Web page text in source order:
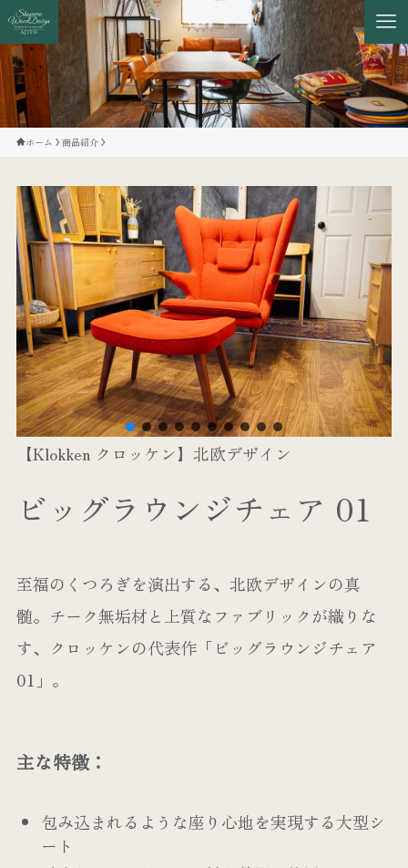
ホーム 商品紹介
【Klokken クロッケン】北欧デザイン
ビッグラウンジチェア 01
至福のくつろぎを演出する、北欧デザインの真
髄。チーク無垢材と上質なファブリックが織りな
す、クロッケンの代表作「ビッグラウンジチェア
01」。
主な特徴：
包み込まれるような座り心地を実現する大型シ
ート